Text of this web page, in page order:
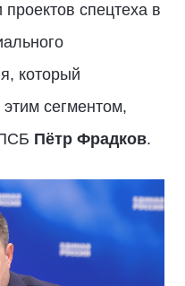
спецтеха в
который
сегментом,
Пётр Фрадков.